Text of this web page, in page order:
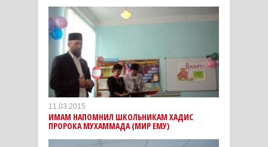
11.03.2015
ИМАМ НАПОМНИЛ ШКОЛЬНИКАМ ХАДИС
ПРОРОКА МУХАММАДА (МИР ЕМУ)